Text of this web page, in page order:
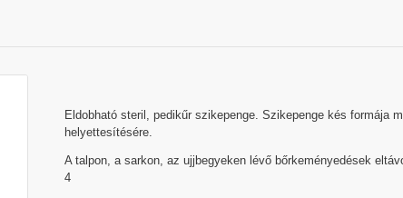
Eldobható steril, pedikűr szikepenge. Szikepenge kés formája
helyettesítésére.
A talpon, a sarkon, az ujjbegyeken lévő bőrkeményedések
4